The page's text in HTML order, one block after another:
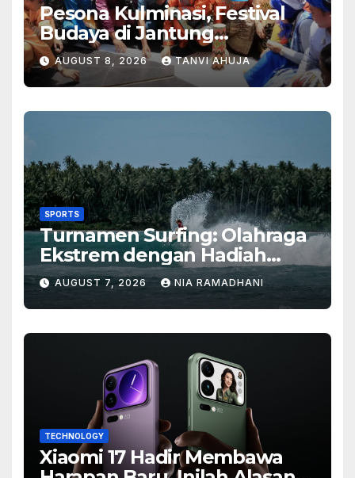
Pesona Kulminasi, Festival
Budaya di Jantung
Kalimantan
AUGUST 8, 2026 TANVI AHUJA
SPORTS
Turnamen Surfing: Olahraga
Ekstrem dengan Hadiah
Besar
AUGUST 7, 2026 NIA RAMADHANI
TECHNOLOGY
Xiaomi 17 Hadir Membawa